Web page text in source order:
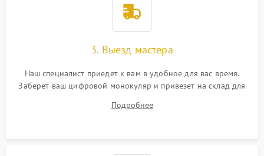
3. Выезд мастера
Наш специалист приедет к вам в удобное для вас время.
Заберет ваш цифровой монокуляр и привезет на склад для
Подробнее